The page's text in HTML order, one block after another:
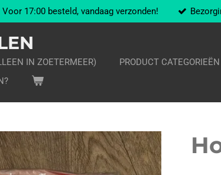
Voor 17:00 besteld, vandaag verzonden!
IN ZOETERMEER) PRODUCT CATEGORIEËN